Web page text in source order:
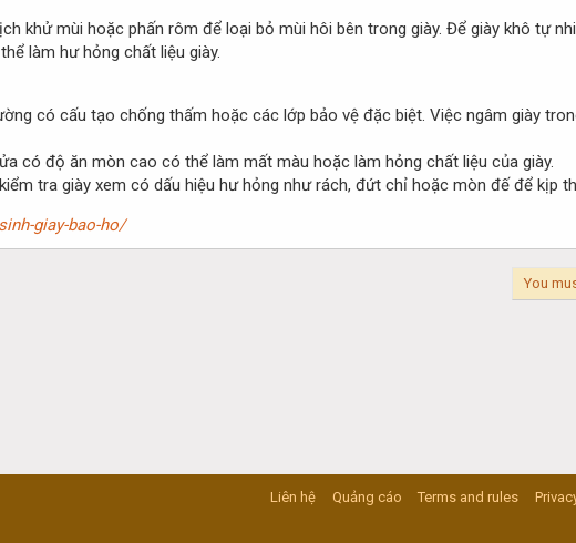
khử mùi hoặc phấn rôm để loại bỏ mùi hôi bên trong giày. Để giày khô tự
làm hư hỏng chất liệu giày.
có cấu tạo chống thấm hoặc các lớp bảo vệ đặc biệt. Việc ngâm giày
có độ ăn mòn cao có thể làm mất màu hoặc làm hỏng chất liệu của giày.
tra giày xem có dấu hiệu hư hỏng như rách, đứt chỉ hoặc mòn đế để kịp
giay-bao-ho/
You
Liên hệ Quảng cáo Terms and rules